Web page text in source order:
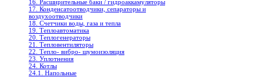
16. Расширительные баки / гидроаккамуляторы
17. Конденсатоотводчики, сепараторы и
воздухоотводчики
18. Счетчики воды, газа и тепла
19. Теплоавтоматика
20. Теплогенераторы
21. Тепловентиляторы
22. Тепло- вибро- шумоизоляция
23. Уплотнения
24. Котлы
24.1. Напольные